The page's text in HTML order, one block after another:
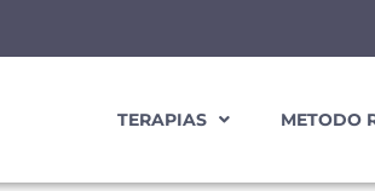
TERAPIAS METODO